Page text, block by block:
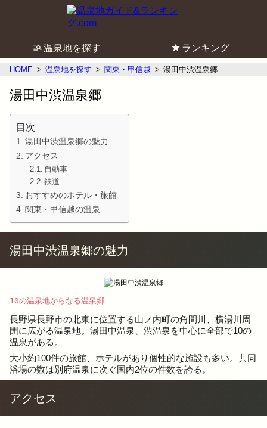
温泉地を探す ランキング
HOME 温泉地を探す 関東・甲信越 湯田中渋温泉郷
湯田中渋温泉郷
目次
湯田中渋温泉郷の魅力
アクセス
自動車
鉄道
おすすめのホテル・旅館
関東・甲信越の温泉
湯田中渋温泉郷の魅力
10の温泉地からなる温泉郷
長野県長野市の北東に位置する山ノ内町の角間川、横湯川周
囲に広がる温泉地。湯田中温泉、渋温泉を中心に全部で10の
温泉がある。
大小約100件の旅館、ホテルがあり個性的な施設も多い。共同
浴場の数は別府温泉に次ぐ国内2位の件数を誇る。
アクセス